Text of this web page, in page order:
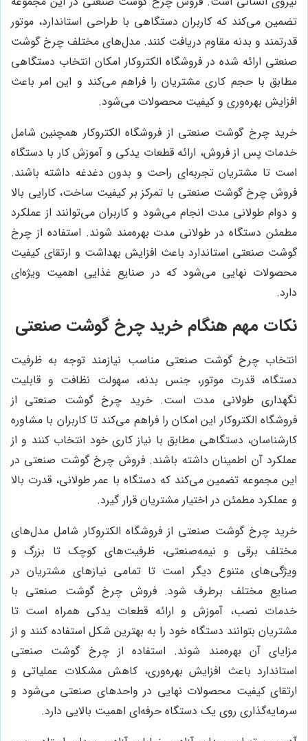
تضمین می‌کند که کاربران دستگاهی با طراحی استاندارد، موتور
قدرتمند و بدنه مقاوم دریافت کنند. مدل‌های مختلف چرخ گوشت
صنعتی ارائه شده در فروشگاه الکتروکار امکان انتخاب دستگاهی
مطابق با حجم کاری مشتریان را فراهم می‌کند و این امر باعث
افزایش بهره‌وری و کیفیت محصولات می‌شود.
خرید چرخ گوشت صنعتی از فروشگاه الکتروکار همچنین شامل
خدمات پس از فروش، ارائه قطعات یدکی و آموزش کار با دستگاه
است تا مشتریان تجربه‌ای راحت و بدون دغدغه داشته باشند.
فروش چرخ گوشت صنعتی با تمرکز بر کیفیت ساخت، کارایی بالا
و دوام طولانی مدت انجام می‌شود و کاربران می‌توانند از عملکرد
مطمئن دستگاه در طولانی مدت بهره‌مند شوند. استفاده از چرخ
گوشت صنعتی استاندارد باعث افزایش بهداشت و ارتقای کیفیت
محصولات نهایی می‌شود که در صنایع غذایی اهمیت ویژه‌ای
دارد.
نکات مهم هنگام خرید چرخ گوشت صنعتی
انتخاب چرخ گوشت صنعتی مناسب نیازمند توجه به ظرفیت
دستگاه، قدرت موتور، جنس بدنه، سهولت نظافت و قابلیت
نگهداری طولانی مدت است. خرید چرخ گوشت صنعتی از
فروشگاه الکتروکار این امکان را فراهم می‌کند تا کاربران با مشاوره
کارشناسان، دستگاهی مطابق با نیاز کاری خود انتخاب کنند و از
عملکرد آن اطمینان داشته باشند. فروش چرخ گوشت صنعتی در
این مجموعه تضمین می‌کند که دستگاه با عمر طولانی، قدرت بالا
و عملکرد مطمئن در اختیار مشتریان قرار گیرد.
خرید چرخ گوشت صنعتی از فروشگاه الکتروکار شامل مدل‌های
مختلف برقی و نیمه‌صنعتی، ظرفیت‌های کوچک تا بزرگ و
ویژگی‌های متنوع دیگر است تا تمامی نیازهای مشتریان در
صنایع مختلف برطرف شود. فروش چرخ گوشت صنعتی با
خدمات نصب، آموزش و ارائه قطعات یدکی همراه است تا
مشتریان بتوانند دستگاه خود را به بهترین شکل استفاده کنند و از
مزایای آن بهره‌مند شوند. استفاده از چرخ گوشت صنعتی
استاندارد باعث افزایش بهره‌وری، کاهش مشکلات عملیاتی و
ارتقای کیفیت محصولات نهایی در واحدهای صنعتی می‌شود و
سرمایه‌گذاری روی یک دستگاه حرفه‌ای اهمیت بالایی دارد.